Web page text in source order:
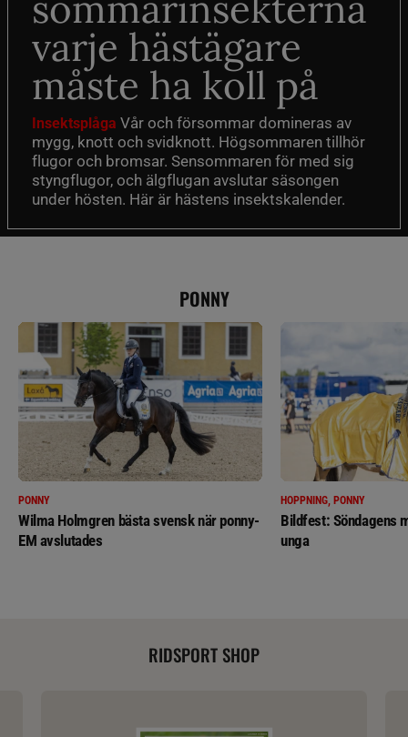
varje hästägare
måste ha koll på
Insektsplåga Vår och försommar domineras av
mygg, knott och svidknott. Högsommaren tillhör
flugor och bromsar. Sensommaren för med sig
styngflugor, och älgflugan avslutar säsongen
under hösten. Här är hästens insektskalender.
PONNY
PONNY
Wilma Holmgren bästa svensk när ponny-
EM avslutades
HOPPNING, PONNY
Bildfest: Söndagens
unga
RIDSPORT SHOP